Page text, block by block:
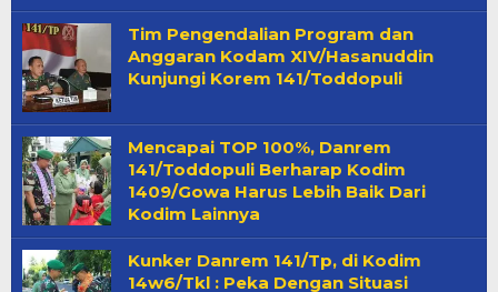
Tim Pengendalian Program dan
Anggaran Kodam XIV/Hasanuddin
Kunjungi Korem 141/Toddopuli
Mencapai TOP 100%, Danrem
141/Toddopuli Berharap Kodim
1409/Gowa Harus Lebih Baik Dari
Kodim Lainnya
Kunker Danrem 141/Tp, di Kodim
14w6/Tkl : Peka Dengan Situasi